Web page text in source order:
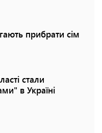
прибрати сім
стали
в Україні